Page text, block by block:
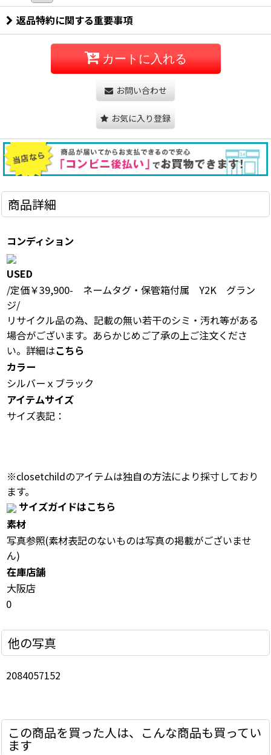
返品特約に関する重要事項
カートに入れる
お問い合わせ
お気に入り登録
商品詳細
コンディション
USED
/定価￥39,900- ネームタグ・保管箱付属 Y2K グラン
ジ/
リサイクル品の為、記載の無い若干のシミ・汚れ等がある
場合がございます。あらかじめご了承の上ご注文くださ
い。詳細はこちら
カラー
シルバーｘブラック
アイテムサイズ
サイズ表記：
※closetchildのアイテムは独自の方法により採寸しており
ます。
サイズガイドはこちら
素材
写真参照(素材表記のないものは写真の掲載がございませ
ん)
在庫店舗
大阪店
0
他の写真
2084057152
この商品を買った人は、こんな商品も買ってい
ます